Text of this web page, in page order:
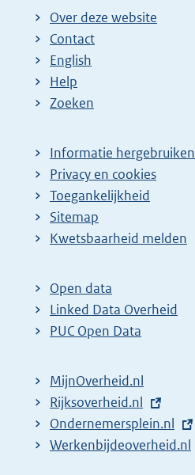
Over deze website
Contact
English
Help
Zoeken
Informatie hergebruiken
Privacy en cookies
Toegankelijkheid
Sitemap
E
t
e
r
l
i
n
k
Kwetsbaarheid melden
Open data
Linked Data Overheid
PUC Open Data
MijnOverheid.nl
E
x
t
Rijksoverheid.nl
E
x
Ondernemersplein.nl
E
Werkenbijdeoverheid.nl